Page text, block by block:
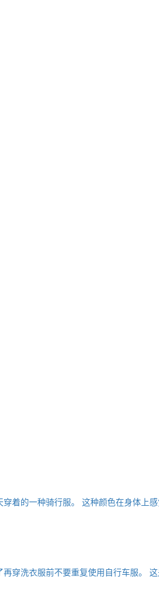
着的一种骑行服。 这种颜色在身体上
穿洗衣服前不要重复使用自行车服。